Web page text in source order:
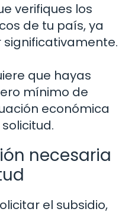
verifiques los
de tu país, ya
que hayas
mínimo de
económica
necesaria
el subsidio,